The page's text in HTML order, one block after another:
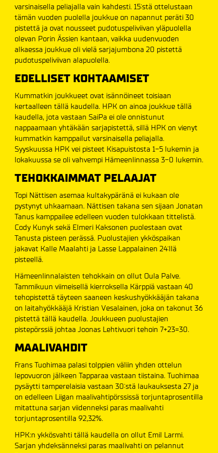
varsinaisella peliajalla vain kahdesti. 15:stä ottelustaan
tämän vuoden puolella joukkue on napannut peräti 30
pistettä ja ovat nousseet pudotuspeliviivan yläpuolella
olevan Porin Ässien kantaan, vaikka uudenvuoden
alkaessa joukkue oli vielä sarjajumbona 20 pistettä
pudotuspeliviivan alapuolella.
EDELLISET KOHTAAMISET
Kummatkin joukkueet ovat isännöineet toisiaan
kertaalleen tällä kaudella. HPK on ainoa joukkue tällä
kaudella, jota vastaan SaiPa ei ole onnistunut
nappaamaan yhtäkään sarjapistettä, sillä HPK on vienyt
kummatkin kamppailut varsinaisella peliajalla.
Syyskuussa HPK vei pisteet Kisapuistosta 1-5 lukemin ja
lokakuussa se oli vahvempi Hämeenlinnassa 3-0 lukemin.
TEHOKKAIMMAT PELAAJAT
Topi Nättisen asemaa kultakypäränä ei kukaan ole
pystynyt uhkaamaan. Nättisen takana sen sijaan Jonatan
Tanus kamppailee edelleen vuoden tulokkaan tittelistä.
Cody Kunyk sekä Elmeri Kaksonen puolestaan ovat
Tanusta pisteen perässä. Puolustajien ykköspaikan
jakavat Kalle Maalahti ja Lasse Lappalainen 24:llä
pisteellä.
Hämeenlinnalaisten tehokkain on ollut Oula Palve.
Tammikuun viimeisellä kierroksella Kärppiä vastaan 40
tehopistettä täyteen saaneen keskushyökkääjän takana
on laitahyökkääjä Kristian Vesalainen, joka on takonut 36
pistettä tällä kaudella. Joukkueen puolustajien
pistepörssiä johtaa Joonas Lehtivuori tehoin 7+23=30.
MAALIVAHDIT
Frans Tuohimaa palasi tolppien väliin yhden ottelun
lepovuoron jälkeen Tapparaa vastaan tiistaina. Tuohimaa
pysäytti tamperelaisia vastaan 30:stä laukauksesta 27 ja
on edelleen Liigan maalivahtipörssissä torjuntaprosentilla
mitattuna sarjan viidenneksi paras maalivahti
torjuntaprosentilla 92,32%.
HPK:n ykkösvahti tällä kaudella on ollut Emil Larmi.
Sarjan yhdeksänneksi paras maalivahti on pelannut